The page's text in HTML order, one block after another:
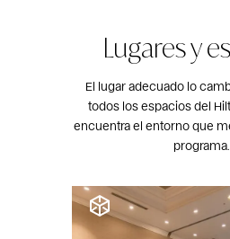
Lugares y
El lugar adecuado lo
todos los espacios del
encuentra el entorno que
programa.